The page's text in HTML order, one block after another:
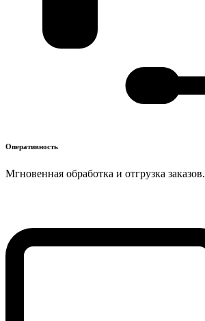
Оперативность
Мгновенная обработка и отгрузка заказов.